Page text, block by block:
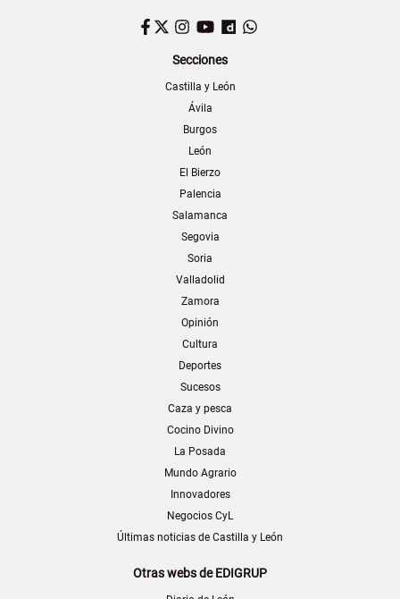
Facebook
TwitterInstagram
YouTubeDailymotion
Secciones
Castilla y León
Ávila
Burgos
León
El Bierzo
Palencia
Salamanca
Segovia
Soria
Valladolid
Zamora
Opinión
Cultura
Deportes
Sucesos
Caza y pesca
Cocino Divino
La Posada
Mundo Agrario
Innovadores
Negocios CyL
Últimas noticias de Castilla y León
Otras webs de EDIGRUP